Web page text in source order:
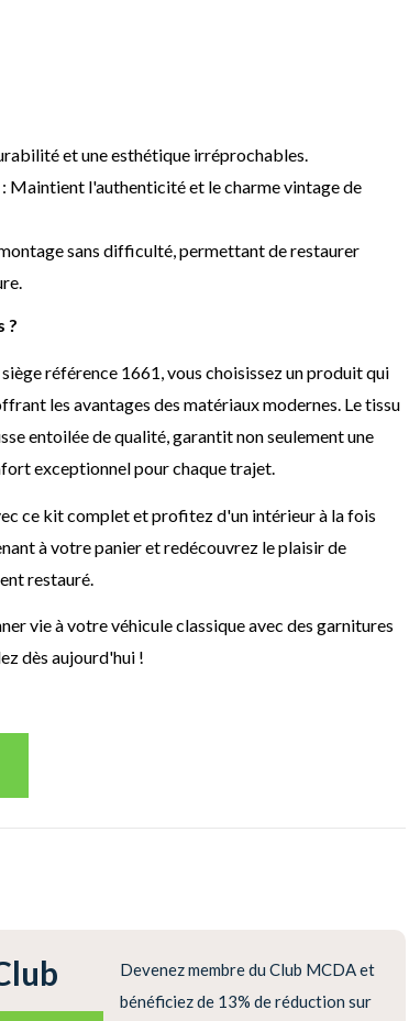
et une esthétique irréprochables.
Maintient l'authenticité et le charme vintage de
sans difficulté, permettant de restaurer
?
référence 1661, vous choisissez un produit qui
les avantages des matériaux modernes. Le tissu
entoilée de qualité, garantit non seulement une
exceptionnel pour chaque trajet.
ce kit complet et profitez d'un intérieur à la fois
à votre panier et redécouvrez le plaisir de
restauré.
vie à votre véhicule classique avec des garnitures
dès aujourd'hui !
Devenez membre du Club MCDA et
bénéficiez de 13% de réduction sur